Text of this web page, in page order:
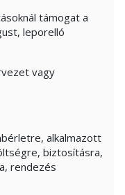
támogat a
leporelló
vagy
alkalmazott
biztosításra,
rendezés